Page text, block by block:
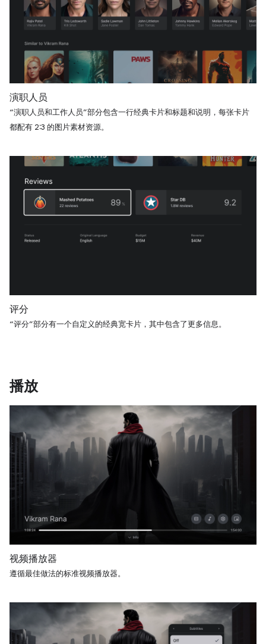
演职人员
“演职人员和工作人员”部分包含一行经典卡片和标题和说明，每张卡片
都配有 2:3 的图片素材资源。
评分
“评分”部分有一个自定义的经典宽卡片，其中包含了更多信息。
播放
视频播放器
遵循最佳做法的标准视频播放器。